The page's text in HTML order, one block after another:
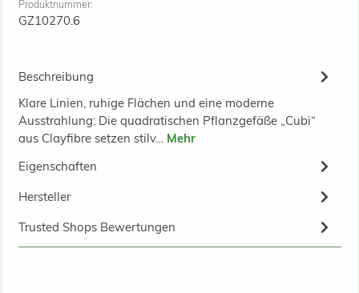
Produktnummer:
GZ10270.6
Beschreibung
Klare Linien, ruhige Flächen und eine moderne
Ausstrahlung: Die quadratischen Pflanzgefäße „Cubi“
aus Clayfibre setzen stilv… Mehr
Eigenschaften
Hersteller
Trusted Shops Bewertungen